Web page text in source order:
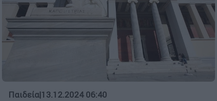
Παιδεία|13.12.2024 06:40